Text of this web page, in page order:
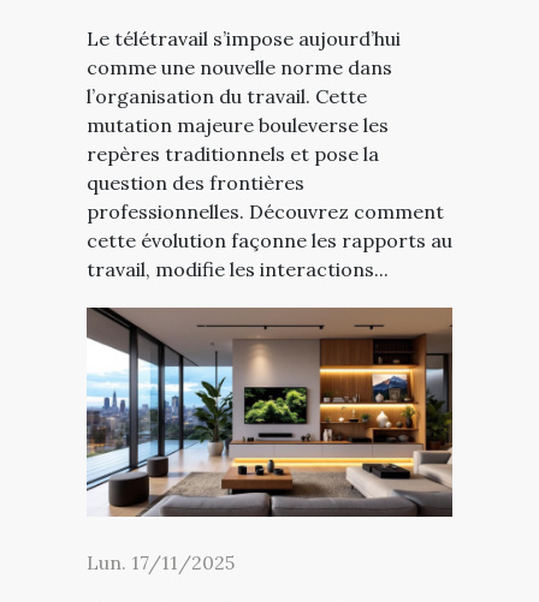
Le télétravail s’impose aujourd’hui
comme une nouvelle norme dans
l’organisation du travail. Cette
mutation majeure bouleverse les
repères traditionnels et pose la
question des frontières
professionnelles. Découvrez comment
cette évolution façonne les rapports au
travail, modifie les interactions...
Lun. 17/11/2025